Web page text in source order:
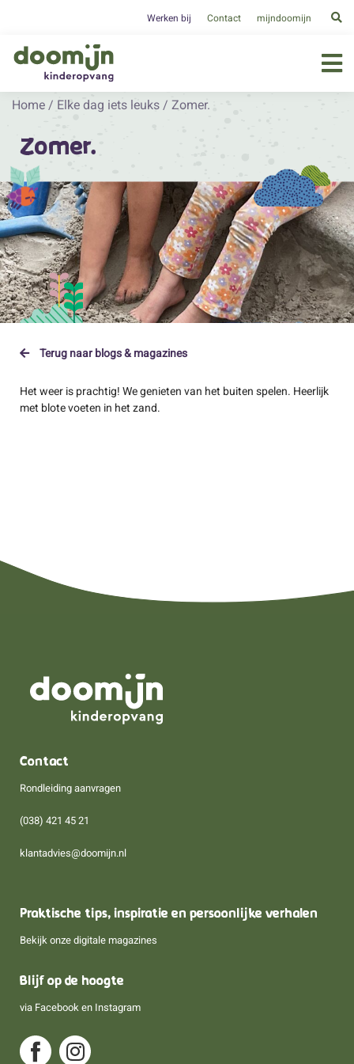
Werken bij Contact mijndoomijn
Home / Elke dag iets leuks / Zomer.
Zomer.
Terug naar blogs & magazines
Het weer is prachtig! We genieten van het buiten spelen. Heerlijk
met blote voeten in het zand.
Contact
Rondleiding aanvragen
(038) 421 45 21
klantadvies@doomijn.nl
Praktische tips, inspiratie en persoonlijke verhalen
Bekijk onze digitale magazines
Blijf op de hoogte
via Facebook en Instagram